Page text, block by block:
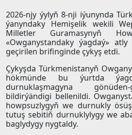
2026-njy ýylyň 8-nji iýunynda
ýanyndaky Hemişelik wekili
Milletler Guramasynyň
«Owganystandaky ýagdaý»
geçirilen brifinginde çykyş etdi.
Çykyşda Türkmenistanyň
hökmünde bu ýurtda
durnuklaşmagyna
bildirýändigi bellenildi.
howpsuzlygyň we durnukly
tutuş sebitiň durnuklylygy we
baglydygy nygtaldy.